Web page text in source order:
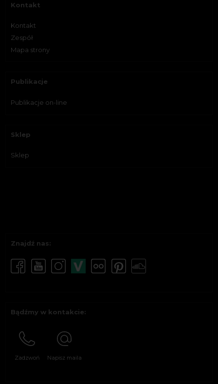
Kontakt
Kontakt
Zespół
Mapa strony
Publikacje
Publikacje on-line
Sklep
Sklep
Znajdź nas:
Bądźmy w kontakcie:
Zadzwoń Napisz maila